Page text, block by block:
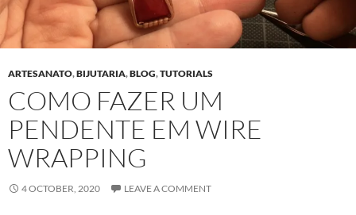
ARTESANATO,BIJUTARIA,BLOG,TUTORIALS
COMO FAZER UM
PENDENTE EM WIRE
WRAPPING
4 OCTOBER, 2020 LEAVE A COMMENT